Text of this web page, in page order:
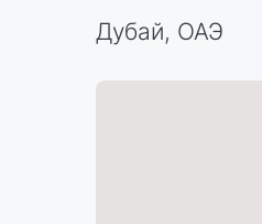
Дубай, ОАЭ